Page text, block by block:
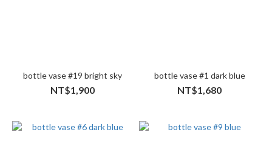
bottle vase #19 bright sky
NT$1,900
bottle vase #1 dark blue
NT$1,680